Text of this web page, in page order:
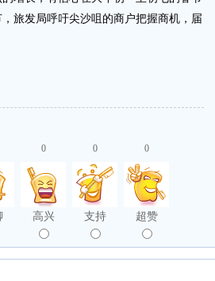
旅发局呼吁尖沙咀的商户把握商机，届
0
高兴
0
支持
0
超赞